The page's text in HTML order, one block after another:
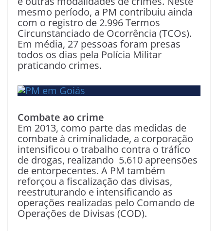
mesmo período, a PM contribuiu ainda
com o registro de 2.996 Termos
Circunstanciado de Ocorrência (TCOs).
Em média, 27 pessoas foram presas
todos os dias pela Polícia Militar
praticando crimes.
Combate ao crime
Em 2013, como parte das medidas de
combate à criminalidade, a corporação
intensificou o trabalho contra o tráfico
de drogas, realizando 5.610 apreensões
de entorpecentes. A PM também
reforçou a fiscalização das divisas,
reestruturando e intensificando as
operações realizadas pelo Comando de
Operações de Divisas (COD).